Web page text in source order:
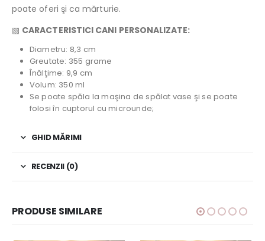
poate oferi şi ca mărturie.
▧ CARACTERISTICI CANI PERSONALIZATE:
Diametru: 8,3 cm
Greutate: 355 grame
Înălţime: 9,9 cm
Volum: 350 ml
Se poate spăla la maşina de spălat vase şi se poate
folosi în cuptorul cu microunde;
GHID MĂRIMI
RECENZII (0)
PRODUSE SIMILARE